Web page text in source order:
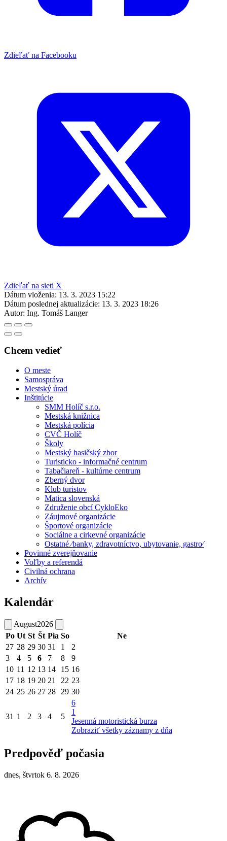
Zdieľať na Facebooku
Zdieľať na sieti X
Dátum vloženia: 13. 3. 2023 15:22
Dátum poslednej aktualizácie: 13. 3. 2023 18:26
Autor: Ing. Tomáš Langer
Chcem vedieť
O meste
Samospráva
Mestský úrad
Inštitúcie
SMM Holíč s.r.o.
Mestská knižnica
Mestská polícia
CVČ Holíč
Školy
Mestský hasičský zbor
Turisticko - informačné centrum
Tabačiareň - kultúrne centrum
Zberný dvor
Klub turistov
Matica slovenská
Združenie obcí CykloEko
Záujmové organizácie
Športové organizácie
Sociálne a cirkevné organizácie
Ostatné ⁄banky, zdravotníctvo, ubytovanie, gastro⁄
Povinné zverejňovanie
Voľby a referendá
Civilná ochrana
Archív
Kalendár
August2026
Po Ut St Št Pia So
Ne
27 28 29 30 31 1
2
3
4 5 6 7 8
9
10 11 12 13 14 15 16
17 18 19 20 21 22 23
24 25 26 27 28 29 30
31 1 2 3 4 5
6
1
Jesenná motoristická burza
Zobraziť všetky záznamy z dňa
Predpověď počasia
dnes, štvrtok 6. 8. 2026